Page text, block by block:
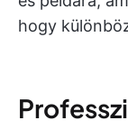
hogy